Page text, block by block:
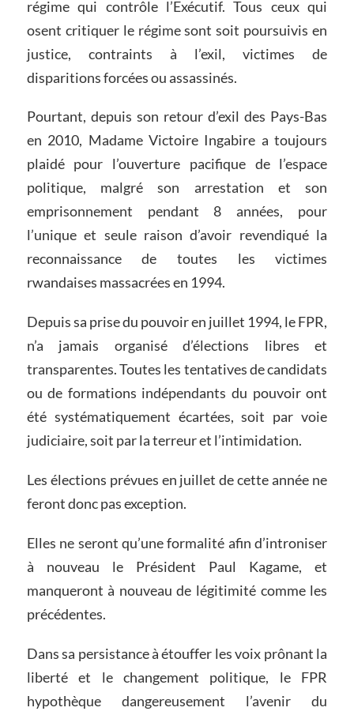
régime qui contrôle l’Exécutif. Tous ceux qui
osent critiquer le régime sont soit poursuivis en
justice, contraints à l’exil, victimes de
disparitions forcées ou assassinés.
Pourtant, depuis son retour d’exil des Pays-Bas
en 2010, Madame Victoire Ingabire a toujours
plaidé pour l’ouverture pacifique de l’espace
politique, malgré son arrestation et son
emprisonnement pendant 8 années, pour
l’unique et seule raison d’avoir revendiqué la
reconnaissance de toutes les victimes
rwandaises massacrées en 1994.
Depuis sa prise du pouvoir en juillet 1994, le FPR,
n’a jamais organisé d’élections libres et
transparentes. Toutes les tentatives de candidats
ou de formations indépendants du pouvoir ont
été systématiquement écartées, soit par voie
judiciaire, soit par la terreur et l’intimidation.
Les élections prévues en juillet de cette année ne
feront donc pas exception.
Elles ne seront qu’une formalité afin d’introniser
à nouveau le Président Paul Kagame, et
manqueront à nouveau de légitimité comme les
précédentes.
Dans sa persistance à étouffer les voix prônant la
liberté et le changement politique, le FPR
hypothèque dangereusement l’avenir du